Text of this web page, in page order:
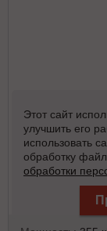
Этот сайт
улучшить его
использовать
обработку
обработки